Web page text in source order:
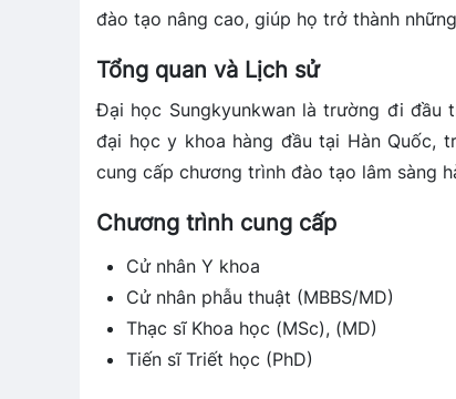
đào tạo nâng cao, giúp họ trở thành
Tổng quan và Lịch sử
Đại học Sungkyunkwan là trường đi đầu
đại học y khoa hàng đầu tại Hàn Quốc,
cung cấp chương trình đào tạo lâm sàng
Chương trình cung cấp
Cử nhân Y khoa
Cử nhân phẫu thuật (MBBS/MD)
Thạc sĩ Khoa học (MSc), (MD)
Tiến sĩ Triết học (PhD)